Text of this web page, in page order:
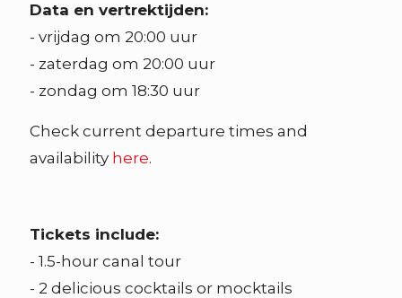
Data en vertrektijden:
- vrijdag om 20:00 uur
- zaterdag om 20:00 uur
- zondag om 18:30 uur
Check current departure times and
availability here.
Tickets include:
- 1.5-hour canal tour
- 2 delicious cocktails or mocktails